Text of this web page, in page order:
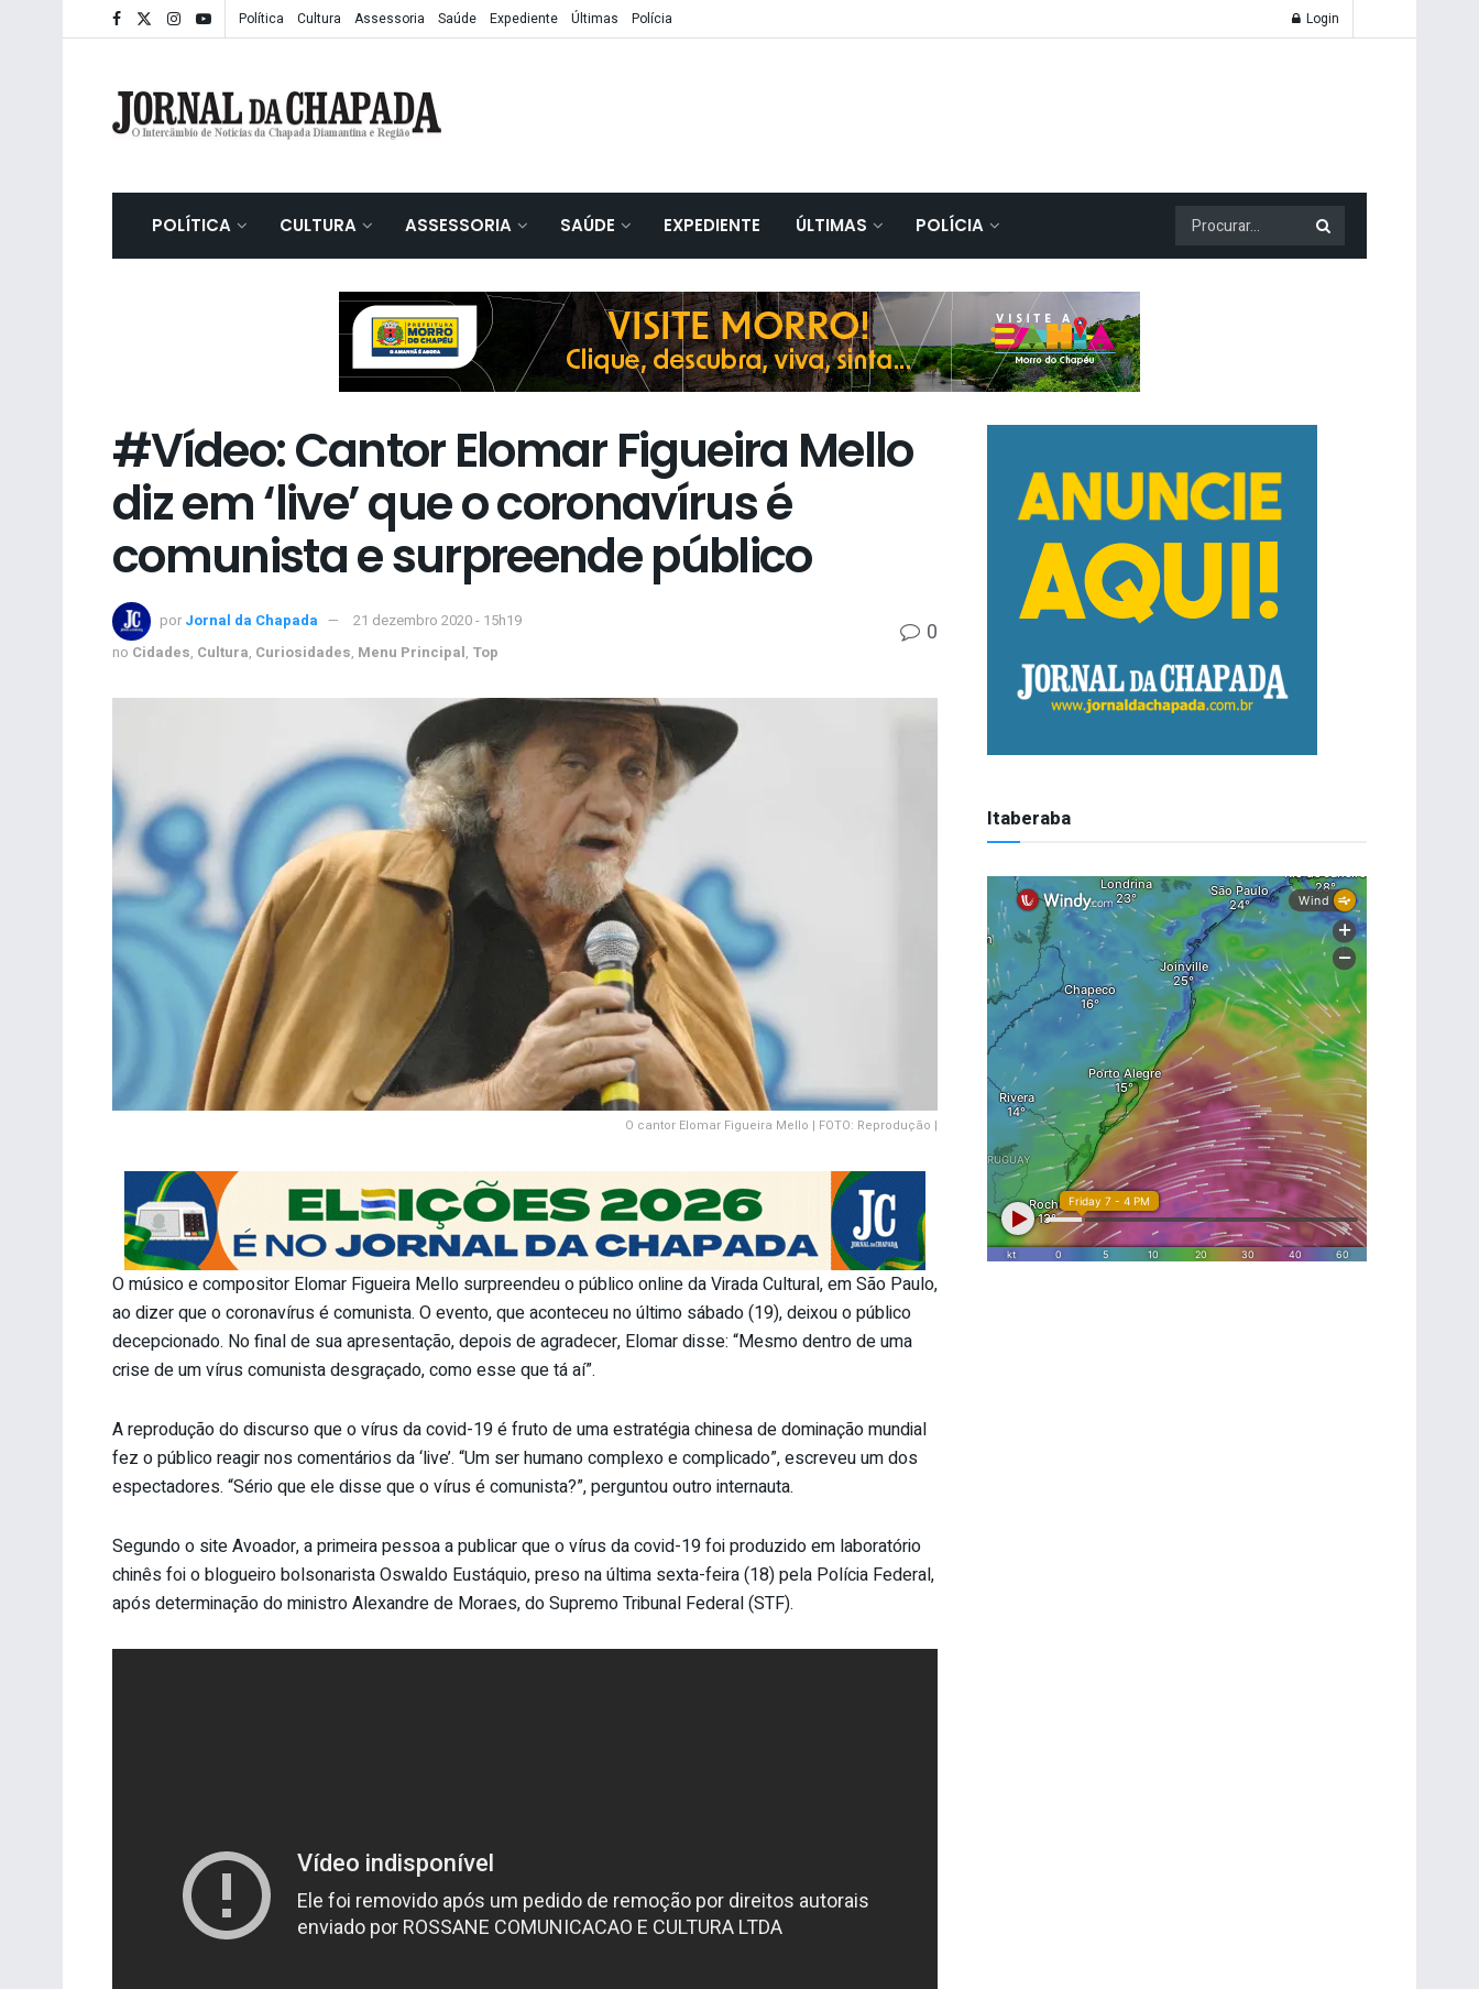
Política Cultura Assessoria Saúde Expediente Últimas Polícia Login
POLÍTICA CULTURA ASSESSORIA SAÚDE EXPEDIENTE ÚLTIMAS POLÍCIA
#Vídeo: Cantor Elomar Figueira Mello
diz em ‘live’ que o coronavírus é
comunista e surpreende público
por Jornal da Chapada
21 dezembro 2020 - 15h19
no Cidades, Cultura, Curiosidades, Menu Principal, Top
0
O cantor Elomar Figueira Mello | FOTO: Reprodução |
O músico e compositor Elomar Figueira Mello surpreendeu o público online da Virada Cultural, em São Paulo,
ao dizer que o coronavírus é comunista. O evento, que aconteceu no último sábado (19), deixou o público
decepcionado. No final de sua apresentação, depois de agradecer, Elomar disse: “Mesmo dentro de uma
crise de um vírus comunista desgraçado, como esse que tá aí”.
A reprodução do discurso que o vírus da covid-19 é fruto de uma estratégia chinesa de dominação mundial
fez o público reagir nos comentários da ‘live’. “Um ser humano complexo e complicado”, escreveu um dos
espectadores. “Sério que ele disse que o vírus é comunista?”, perguntou outro internauta.
Segundo o site Avoador, a primeira pessoa a publicar que o vírus da covid-19 foi produzido em laboratório
chinês foi o blogueiro bolsonarista Oswaldo Eustáquio, preso na última sexta-feira (18) pela Polícia Federal,
após determinação do ministro Alexandre de Moraes, do Supremo Tribunal Federal (STF).
Itaberaba